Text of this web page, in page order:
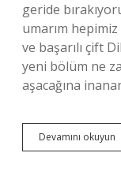
geride
umarım
ve başarılı çift
yeni bölüm ne
aşacağına
Devamını okuyun
7